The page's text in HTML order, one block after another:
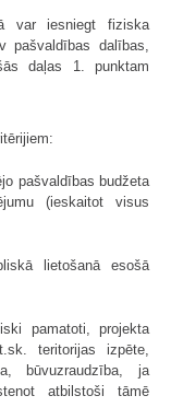
var iesniegt fiziska
pašvaldības dalības,
daļas 1. punktam
pašvaldības budžeta
(ieskaitot visus
lietošanā esošā
pamatoti, projekta
teritorijas izpēte,
būvuzraudzība, ja
atbilstoši tāmē